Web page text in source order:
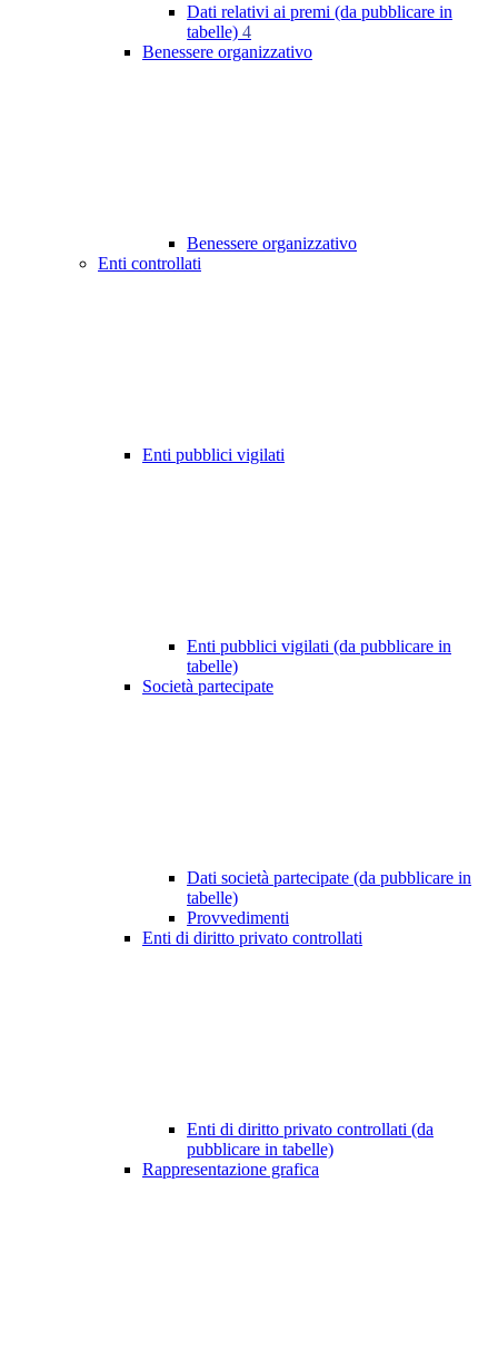
Dati relativi ai premi (da pubblicare in
tabelle) 4
Benessere organizzativo
Benessere organizzativo
Enti controllati
Enti pubblici vigilati
Enti pubblici vigilati (da pubblicare in
tabelle)
Società partecipate
Dati società partecipate (da pubblicare in
tabelle)
Provvedimenti
Enti di diritto privato controllati
Enti di diritto privato controllati (da
pubblicare in tabelle)
Rappresentazione grafica